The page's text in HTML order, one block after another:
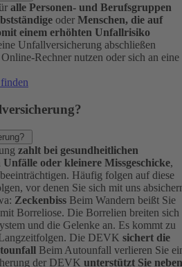
alle Personen- und Berufsgruppen
oder Menschen, die auf
einem erhöhten Unfallrisiko
Unfallversicherung abschließen
Rechner nutzen oder sich an eine
zahlt bei gesundheitlichen
oder kleinere Missgeschicke,
Häufig folgen auf diese
vor denen Sie sich mit uns
Zeckenbiss Beim Wandern beißt Sie
Borreliose. Die Borrelien breiten sich
und die Gelenke an. Es kommt zu
Die DEVK sichert die
Beim Autounfall verlieren Sie
der DEVK unterstützt Sie neben